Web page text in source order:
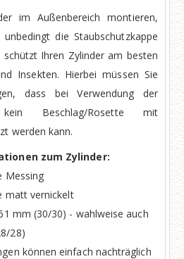
im Außenbereich montieren,
die Staubschutzkappe
Ihren Zylinder am besten
Insekten. Hierbei müssen Sie
dass bei Verwendung der
kein Beschlag/Rosette mit
werden kann.
zum Zylinder:
Messing
matt vernickelt
mm (30/30) - wahlweise auch
28)
können einfach nachträglich